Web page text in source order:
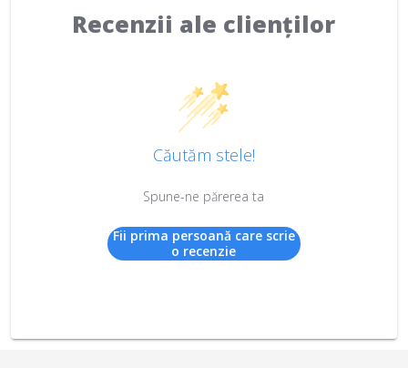
Recenzii ale clienților
Căutăm stele!
Spune-ne părerea ta
Fii prima persoană care scrie
o recenzie